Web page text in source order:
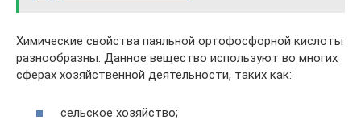
Химические свойства паяльной ортофосфорной кислоты
разнообразны. Данное вещество используют во многих
сферах хозяйственной деятельности, таких как:
сельское хозяйство;